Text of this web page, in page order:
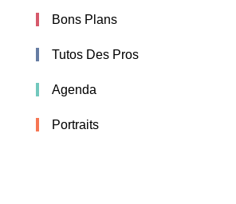
Bons Plans
Tutos Des Pros
Agenda
Portraits